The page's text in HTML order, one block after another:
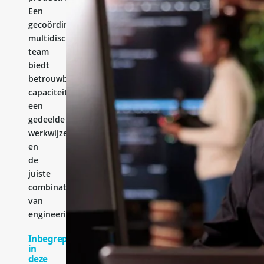
Een
gecoördineerd
multidisciplinair
team
biedt
betrouwbare
capaciteit,
een
gedeelde
werkwijze
en
de
juiste
combinatie
van
engineeringervaring.
Inbegrepen
in
deze